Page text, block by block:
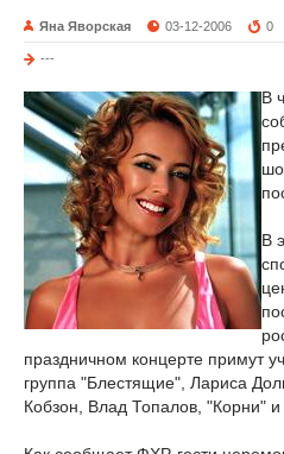
Яна Яворская 03-12-2006 0
---
В
В
праздничном концерте примут
группа "Блестящие", Лариса
Кобзон, Влад Топалов, "Корни" и